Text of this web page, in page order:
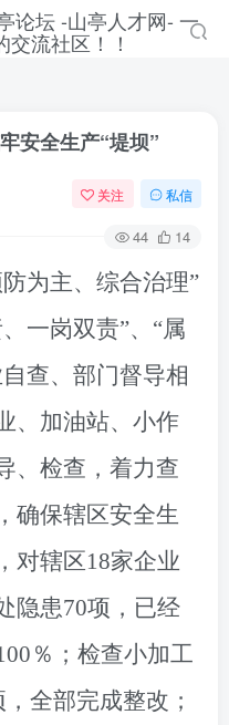
安全生产“堤坝”
关注 私信
44 14
为主、综合治理”
一岗双责”、“属
查、部门督导相
、加油站、小作
、检查，着力查
确保辖区安全生
对辖区18家企业
隐患70项，已经
％；检查小加工
全部完成整改；